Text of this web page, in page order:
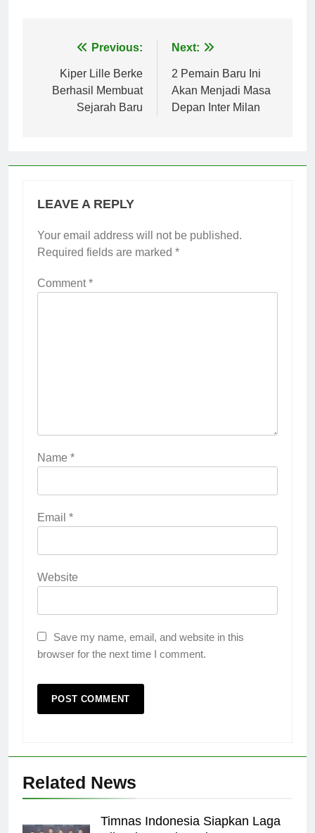
navigation
Previous:
Kiper Lille Berke
Berhasil Membuat
Sejarah Baru
Next:
2 Pemain Baru Ini
Akan Menjadi Masa
Depan Inter Milan
LEAVE A REPLY
Your email address will not be published.
Required fields are marked *
Comment*
Name *
Email *
Website
Save my name, email, and website in this
browser for the next time I comment.
Related News
Timnas Indonesia Siapkan Laga